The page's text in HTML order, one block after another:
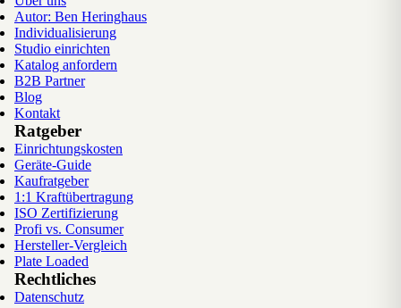
Autor: Ben Heringhaus
Individualisierung
Studio einrichten
Katalog anfordern
B2B Partner
Blog
Kontakt
Ratgeber
Einrichtungskosten
Geräte-Guide
Kaufratgeber
1:1 Kraftübertragung
ISO Zertifizierung
Profi vs. Consumer
Hersteller-Vergleich
Plate Loaded
Rechtliches
Datenschutz